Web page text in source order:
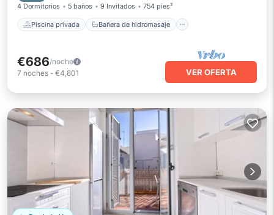
4 Dormitorios 5 baños 9 Invitados 754 pies²
Piscina privada Bañera de hidromasaje
€686/noche
7 noches - €4,801 VER OFERTA